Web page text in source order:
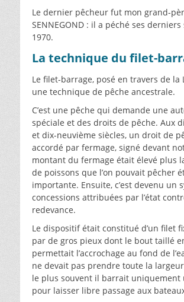
Le dernier pêcheur fut mon grand-
SENNEGOND : il a péché ses
1970.
La technique du filet-
Le filet-barrage, posé en travers de la
une technique de pêche ancestrale.
C’est une pêche qui demande une
spéciale et des droits de pêche. Aux
et dix-neuvième siècles, un droit de
accordé par fermage, signé devant
montant du fermage était élevé plus
de poissons que l’on pouvait pêcher
importante. Ensuite, c’est devenu un
concessions attribuées par l’état
redevance.
Le dispositif était constitué d’un filet
par de gros pieux dont le bout taillé
permettait l’accrochage au fond de
ne devait pas prendre toute la
le plus souvent il barrait uniquement
pour laisser libre passage aux